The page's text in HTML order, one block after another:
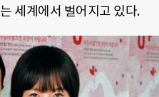
세계에서 벌어지고 있다.